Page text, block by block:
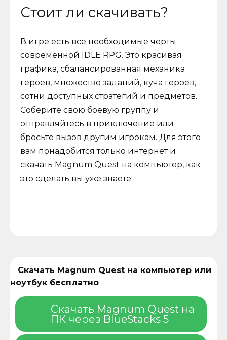
Стоит ли скачивать?
В игре есть все необходимые черты
современной IDLE RPG. Это красивая
графика, сбалансированная механика
героев, множество заданий, куча героев,
сотни доступных стратегий и предметов.
Соберите свою боевую группу и
отправляйтесь в приключение или
бросьте вызов другим игрокам. Для этого
вам понадобится только интернет и
скачать Magnum Quest на компьютер, как
это сделать вы уже знаете.
Скачать Magnum Quest на компьютер или
ноутбук бесплатно
Скачать Magnum Quest на
ПК через BlueStacks 5